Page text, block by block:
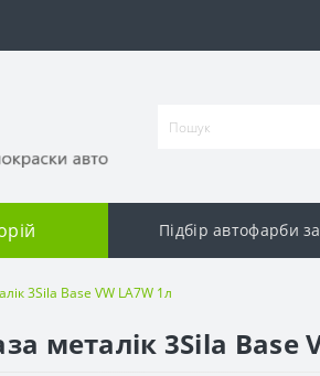
Підбір автофарби
3Sila Base VW LA7W 1л
металік 3Sila Base